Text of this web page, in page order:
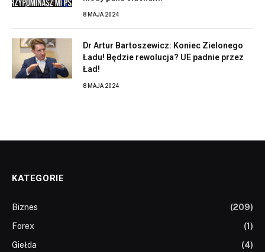
8 MAJA 2024
Dr Artur Bartoszewicz: Koniec Zielonego
Ładu! Będzie rewolucja? UE padnie przez
Ład!
8 MAJA 2024
KATEGORIE
Biznes
(209)
Forex
(1)
Giełda
(4)